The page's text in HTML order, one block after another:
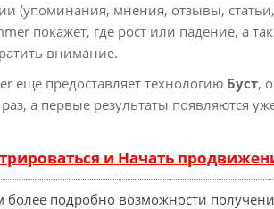
(упоминания, мнения, отзывы,
покажет, где рост или падение, а
внимание.
еще предоставляет технологию Буст,
раз, а первые результаты появляются
и Начать
более подробно возможности